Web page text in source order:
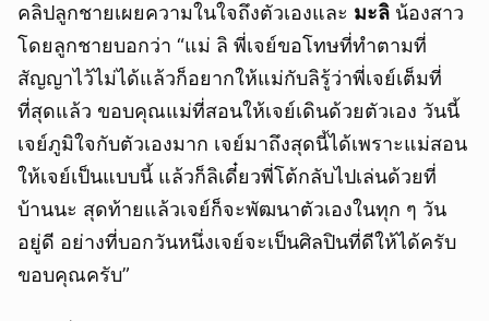
คลิปลูกชายเผยความในใจถึงตัวเองและ มะลิ น้องสาว
โดยลูกชายบอกว่า “แม่ ลิ พี่เจย์ขอโทษที่ทำตามที่
สัญญาไว้ไม่ได้แล้วก็อยากให้แม่กับลิรู้ว่าพี่เจย์เต็มที่
ที่สุดแล้ว ขอบคุณแม่ที่สอนให้เจย์เดินด้วยตัวเอง วันนี้
เจย์ภูมิใจกับตัวเองมาก เจย์มาถึงสุดนี้ได้เพราะแม่สอน
ให้เจย์เป็นแบบนี้ แล้วก็ลิเดี๋ยวพี่โต้กลับไปเล่นด้วยที่
บ้านนะ สุดท้ายแล้วเจย์ก็จะพัฒนาตัวเองในทุก ๆ วัน
อยู่ดี อย่างที่บอกวันหนึ่งเจย์จะเป็นศิลปินที่ดีให้ได้ครับ
ขอบคุณครับ”